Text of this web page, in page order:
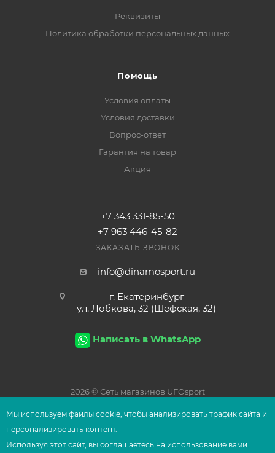
Реквизиты
Политика обработки персональных данных
Помощь
Условия оплаты
Условия доставки
Вопрос-ответ
Гарантия на товар
Акция
+7 343 331-85-50
+7 963 446-45-82
ЗАКАЗАТЬ ЗВОНОК
info@dinamosport.ru
г. Екатеринбург
ул. Лобкова, 32 (Шефская, 32)
Написать в WhatsApp
2026© Сеть магазинов UFOsport
Мы используем файлы сооkіе, чтобы анализировать трафик сайта и
персонализировать контент.
Используя этот сайт, вы соглашаетесь на использование вами